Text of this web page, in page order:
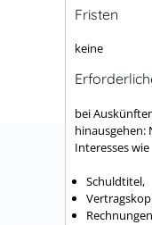
Fristen
keine
bei
hinausgehen:
Interesses wie
Schuldtitel,
Rechnungen